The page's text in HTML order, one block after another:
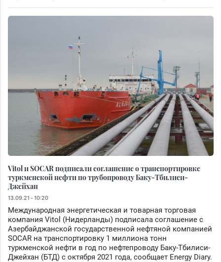
Vitol и SOCAR подписали соглашение о транспортировке
туркменской нефти по трубопроводу Баку-Тбилиси-
Джейхан
13.09.21 - 10:20
Международная энергетическая и товарная торговая
компания Vitol (Нидерланды) подписала соглашение с
Азербайджанской государственной нефтяной компанией
SOCAR на транспортировку 1 миллиона тонн
туркменской нефти в год по нефтепроводу Баку-Тбилиси-
Джейхан (БТД) с октября 2021 года, сообщает Energy Diary.